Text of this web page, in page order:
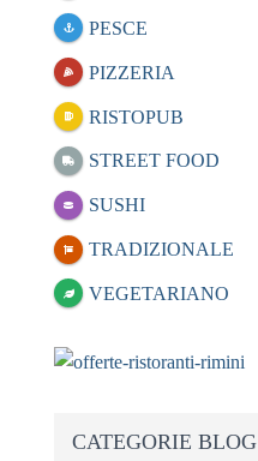
PESCE
PIZZERIA
RISTOPUB
STREET FOOD
SUSHI
TRADIZIONALE
VEGETARIANO
CATEGORIE BLOG